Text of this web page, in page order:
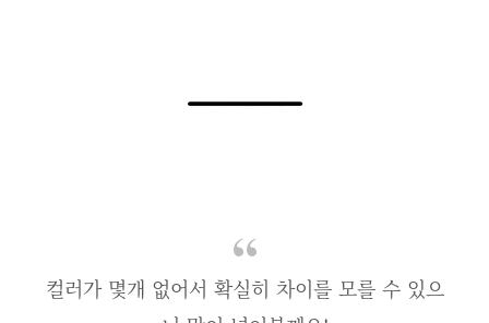
컬러가 몇개 없어서 확실히 차이를 모를 수 있으